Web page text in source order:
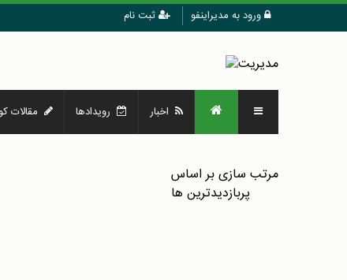
ورود به مدیراینفو ثبت نام
اخبار رویدادها مقالات
مرتب سازی بر اساس
پربازدیدترین ها